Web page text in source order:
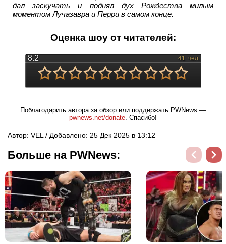
дал заскучать и поднял дух Рождества милым
моментом Лучазавра и Перри в самом конце.
Оценка шоу от читателей:
8.2 41 чел.
Поблагодарить автора за обзор или поддержать PWNews —
pwnews.net/donate . Спасибо!
Автор: VЕL / Добавлено: 25 Дек 2025 в 13:12
Больше на PWNews: